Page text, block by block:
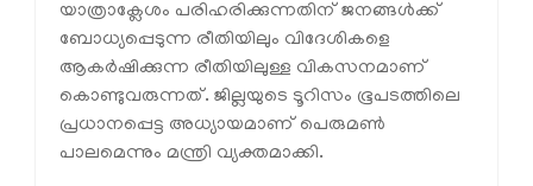
യാത്രാക്ലേശം പരിഹരിക്കുന്നതിന് ജനങ്ങള്‍ക്ക്
ബോധ്യപ്പെടുന്ന രീതിയിലും വിദേശികളെ
ആകര്‍ഷിക്കുന്ന രീതിയിലുള്ള വികസനമാണ്
കൊണ്ടുവരുന്നത്. ജില്ലയുടെ ടൂറിസം ഭൂപടത്തിലെ
പ്രധാനപ്പെട്ട അധ്യായമാണ് പെരുമണ്‍
പാലമെന്നും മന്ത്രി വ്യക്തമാക്കി.